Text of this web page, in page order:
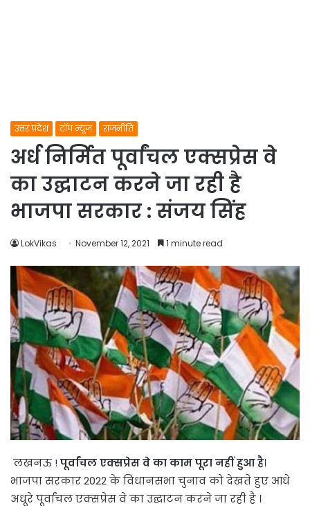
उत्तर प्रदेश टॉप न्यूज राजनीति
अर्ध निर्मित पूर्वांचल एक्सप्रेस वे
का उद्घाटन करने जा रही है
भाजपा सरकार : संजय सिंह
LokVikas November 12, 2021 1 minute read
लखनऊ ! पूर्वांचल एक्सप्रेस वे का काम पूरा नहीं हुआ है।
भाजपा सरकार 2022 के विधानसभा चुनाव को देखते हुए आधे
अधूरे पूर्वांचल एक्सप्रेस वे का उद्घाटन करने जा रही है ।